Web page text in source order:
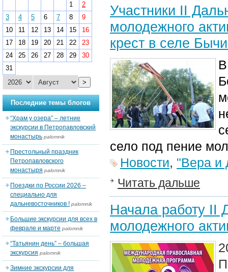
Участники II
молодежного
крест в селе
село под пение
Новости, "Вера и
Читать дальше
Начала работу II
молодежного
1
2
3
4 5 6 7 8
9
10
11 12 13 14 15
16
17
18 19 20 21 22
23
24
25 26 27 28 29
30
31
>
Последние темы блогов
“Храм у озера” – летние
экскурсии в Петропавловский
монастырь palomnik
Престольный праздник
Петропавловского
монастыря palomnik
Поездки по России 2026 –
специально для
дальневосточников ! palomnik
Большие экскурсии для всех в
феврале и марте palomnik
“Татьянин день” – большая
экскурсия palomnik
Зимние экскурсии для